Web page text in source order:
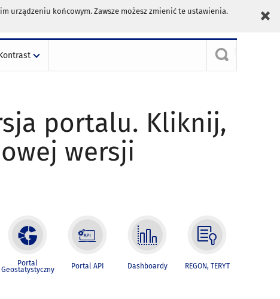
urządzeniu końcowym. Zawsze możesz zmienić te ustawienia.
portalu. Kliknij,
wersji
Portal
Geostatystyczny Portal API Dashboardy REGON, TERYT